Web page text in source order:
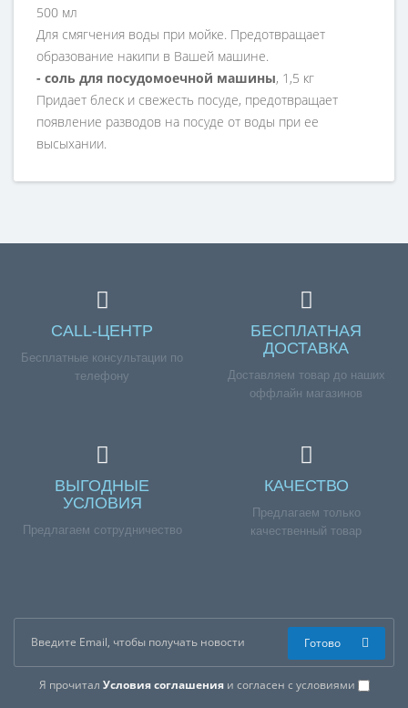
500 мл
Для смягчения воды при мойке. Предотвращает
образование накипи в Вашей машине.
- соль для посудомоечной машины, 1,5 кг
Придает блеск и свежесть посуде, предотвращает
появление разводов на посуде от воды при ее
высыхании.
посудомоечной машине.
Артикул:3304
Справка для покупателей
Если вы хотите купить «Стартовый набор для
посудомоечных машин 3304», но у вас возникли
нашим менеджерам по номеру телефона +7 (960) 579-
CALL-ЦЕНТР
Бесплатные консультации по
телефону
БЕСПЛАТНАЯ
ДОСТАВКА
Доставляем товар до наших
оффлайн магазинов
ВЫГОДНЫЕ
УСЛОВИЯ
Предлагаем сотрудничество
КАЧЕСТВО
Предлагаем только
качественный товар
Я прочитал Условия соглашенияи согласен с условиями
Готово